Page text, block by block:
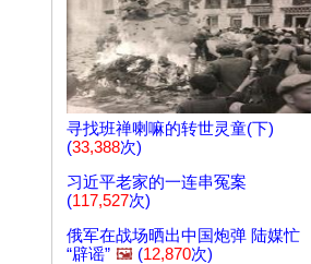
寻找班禅喇嘛的转世灵童(下)
(33,388次)
习近平老家的一连串冤案
(117,527次)
俄军在战场晒出中国炮弹 陆媒忙
“辟谣” 🖼️ (12,870次)